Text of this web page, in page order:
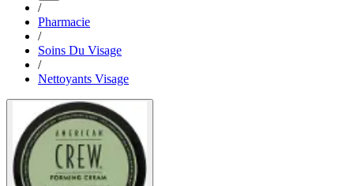
/
Pharmacie
/
Soins Du Visage
/
Nettoyants Visage